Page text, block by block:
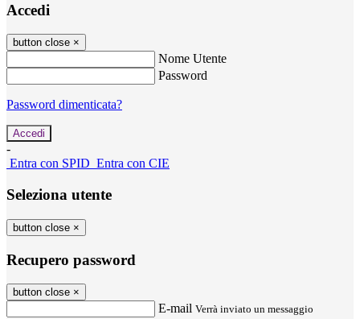
Accedi
button close ×
Nome Utente
Password
Password dimenticata?
-
Entra con SPID Entra con CIE
Seleziona utente
button close ×
Recupero password
button close ×
E-mail Verrà inviato un messaggio